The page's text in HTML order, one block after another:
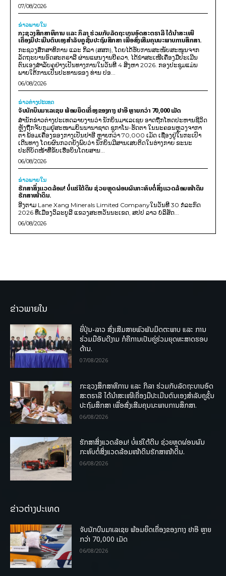
07/08/2026
ຂ່າວພາຍ​ໃນ
ກະຊວງສຶກສາທິການ ແລະ ກິລາ ຮ່ວມກັບລັດຖະບານອົດສະຕຣາລີ ໄດ້ນຳສະເໜີ
ເຄື່ອງມືປະເມີນຕົນເອງສຳລັບຄູຊັ້ນປະຖົມສຶກສາ ເພື່ອສົ່ງເສີມຄຸນນະພາບການສຶກສາ.
ກະຊວງສຶກສາທິການ ແລະ ກິລາ (ສສກ), ໂດຍໄດ້ຮັບການສະໜັບສະໜູນຈາກ
ລັດຖະບານອົດສະຕຣາລີ ຜ່ານແຜນງານບີຄວາ, ໄດ້ນຳສະເໜີເຄື່ອງມືປະເມີນ
ຕົນເອງສຳລັບຄູຢ່າງເປັນທາງການໃນວັນທີ 4 ສິງຫາ 2026. ກອງປະຊຸມແມ່ນ
ພາຍໃຕ້ການເປັນປະທານຂອງ ທ່ານ ປອ...
06/08/2026
ຂ່າວຕ່າງປະເທດ
ຈັບນັກບິນມາເລເຊຍ ພ້ອມຍຶດເຄື່ອງຂອງກາງ ຢາອີ ຫຼາຍກວ່າ 70,000 ເມັດ
ສຳນັກຂ່າວຕ່າງປະເທດລາຍງານວ່າ ນັກບິນມາເລເຊຍ ອາດຖືກໂທດປະຫານຊີວິດ
ຫຼັງຖືກຈັບກຸມຢູ່ສະໜາມບິນນານາຊາດ ຊູກາໂນ-ຮັດຕາ ໃນນະຄອນຫຼວງຈາກາ
ຕາ ພ້ອມເຄື່ອງຂອງກາງເປັນຢາອີ ຫຼາຍກວ່າ 70,000 ເມັດ ເຊື່ອງຢູ່ໃນກະເປົາ
ເດີນທາງ ໂດຍຜົນກວດຍັງພົບວ່າ ນັກບິນມີສານເສບຕິດໃນຮ່າງກາຍ ຂະນະ
ປະຕິບັດໜ້າທີ່ຂັບເຮືອບິນໂດຍສານ...
06/08/2026
ຂ່າວພາຍ​ໃນ
ຮັກສາສິ່ງແວດລ້ອມ! ບໍ່ແຮ່ໃຕ້ດິນ ຊ່ວຍຫຼຸດຜ່ອນຜົນກະທົບຕໍ່ສິ່ງແວດລ້ອມໜ້າດິນ
ຮັກສາໜ້າດິນ.
ອີງຕາມ Lane Xang Minerals Limited Companyໃນວັນທີ 30 ກໍລະກົດ
2026 ທີ່ເມືອງວິລະບູລີ ແຂວງສະຫວັນນະເຂດ, ສປປ ລາວ ບໍລິສັດ...
06/08/2026
ຂ່າວພາຍໃນ
ຍີ່ປຸ່ນ-ລາວ ສົ່ງເສີມສາຍພົວພັນມິດຕະພາບ ແລະ ການ
ຮ່ວມມືອັນດີງາມ ກໍຄືການເປັນຄູ່ຮ່ວມຍຸດທະສາດຮອບ
ດ້ານ.
07/08/2026
ກະຊວງສຶກສາທິການ ແລະ ກິລາ ຮ່ວມກັບລັດຖະບານອົດ
ສະຕຣາລີ ໄດ້ນຳສະເໜີເຄື່ອງມືປະເມີນຕົນເອງສຳລັບຄູຊັ້ນ
ປະຖົມສຶກສາ ເພື່ອສົ່ງເສີມຄຸນນະພາບການສຶກສາ.
06/08/2026
ຮັກສາສິ່ງແວດລ້ອມ! ບໍ່ແຮ່ໃຕ້ດິນ ຊ່ວຍຫຼຸດຜ່ອນຜົນ
ກະທົບຕໍ່ສິ່ງແວດລ້ອມໜ້າດິນຮັກສາໜ້າດິນ.
06/08/2026
ຂ່າວຕ່າງປະເທດ
ຈັບນັກບິນມາເລເຊຍ ພ້ອມຍຶດເຄື່ອງຂອງກາງ ຢາອີ ຫຼາຍ
ກວ່າ 70,000 ເມັດ
06/08/2026